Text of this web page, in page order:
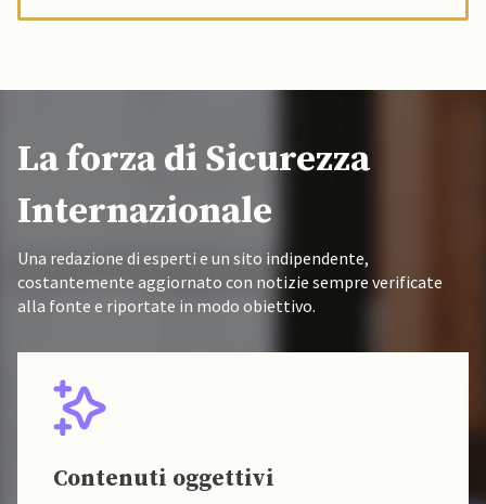
La forza di Sicurezza
Internazionale
Una redazione di esperti e un sito indipendente,
costantemente aggiornato con notizie sempre verificate
alla fonte e riportate in modo obiettivo.
Contenuti oggettivi